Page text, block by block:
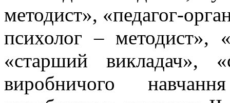
методист», «педагог-
психолог – методист»,
«старший викладач»,
виробничого